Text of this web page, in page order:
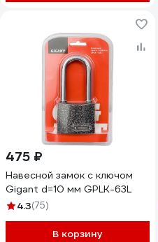
475 ₽
Навесной замок с ключом
Gigant d=10 мм GPLK-63L
4.3(75)
В корзину